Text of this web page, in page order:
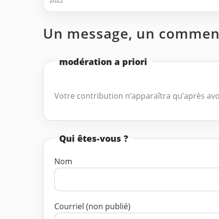
Un message, un
modération a priori
Votre contribution n’apparaîtra qu’après
Qui êtes-vous ?
Nom
Courriel (non publié)